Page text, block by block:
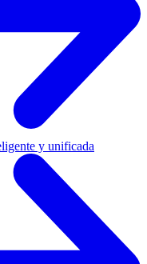
y unificada